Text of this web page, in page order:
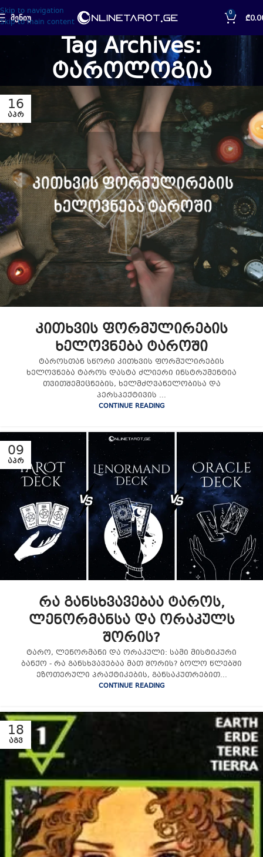
Skip to navigation
Skip to main content
ᲛᲔᲜᲘᲣ 0 ₾
Tag Archives:
ტაროლოგია
16
ᲐᲞᲠ
კითხვის ფორმულირების
ხელოვნება ტაროში
ტაროსთან სწორი კითხვის ფორმულირების
ხელოვნება ტაროს დასტა ძლიერი ინსტრუმენტია
თვითშემეცნების, ხელმძღვანელობისა და
პერსპექტივის ...
CONTINUE READING
09
ᲐᲞᲠ
რა განსხვავებაა ტაროს,
ლენორმანსა და ორაკულს
შორის?
ტარო, ლენორმანი და ორაკული: სამი მისტიკური
ბანქო - რა განსხვავებაა მათ შორის? ბოლო წლებში
ეზოთერული პრაქტიკების, განსაკუთრებით...
CONTINUE READING
18
ᲐᲒᲕ